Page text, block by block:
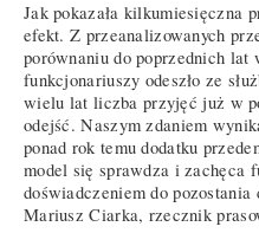
Jak pokazała kilkumiesięczna
efekt. Z przeanalizowanych
porównaniu do poprzednich
funkcjonariuszy odeszło ze
wielu lat liczba przyjęć już w
odejść. Naszym zdaniem
ponad rok temu dodatku
model się sprawdza i zachęca
doświadczeniem do pozostania
Mariusz Ciarka, rzecznik